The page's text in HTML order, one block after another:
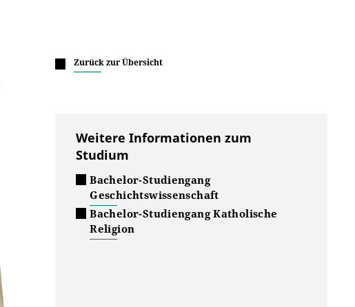
Zurück zur Übersicht
Weitere Informationen zum
Studium
Bachelor-Studiengang
Geschichtswissenschaft
Bachelor-Studiengang Katholische
Religion